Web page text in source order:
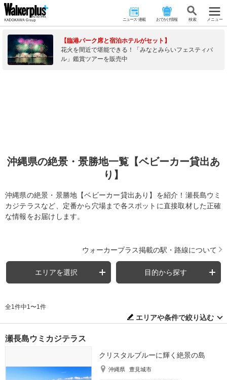
ニュース･連載 おでかけ情報 検 索 メニュー
【臨港パーク席と宿泊ホテルがセット】
花火を間近で堪能できる！「みなとみらいフェスティバ
ル」鑑賞ツアーを販売中
沖縄県の絶景・景勝地一覧【ベビーカー貸出あ
り】
沖縄県の絶景・景勝地【ベビーカー貸出あり】を紹介！瀬長島ウミ
カジテラスなど、定番から穴場まで各スポットに直接取材した正確
な情報をお届けします。
ウォーカープラス掲載の駅・路線について
エリアを選択 目的から探す
全1件中1〜1件
エリアや条件で絞り込む
瀬長島ウミカジテラス
クリスタルブルーに輝く絶景の島
沖縄県 豊見城市